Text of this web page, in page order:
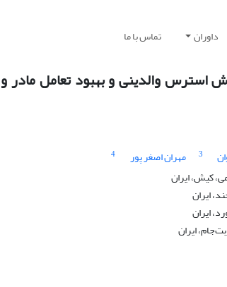
داوران تماس با ما
استرس والدینی و بهبود تعامل مادر
3 مهران اصغر پور
4
کیش، ایران
ایران
ایران
ایران